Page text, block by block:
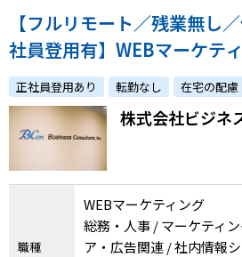
【フルリモート／残業無し
社員登用有】WEBマーケテ
作成／体調への配慮やご家庭
ら経験を活かしませんか？
正社員登用あり 転勤なし 在宅の配慮
株式会社ビジネ
職種
WEBマーケティング
総務・人事 / マーケティ
ア・広告関連 / 社内情報